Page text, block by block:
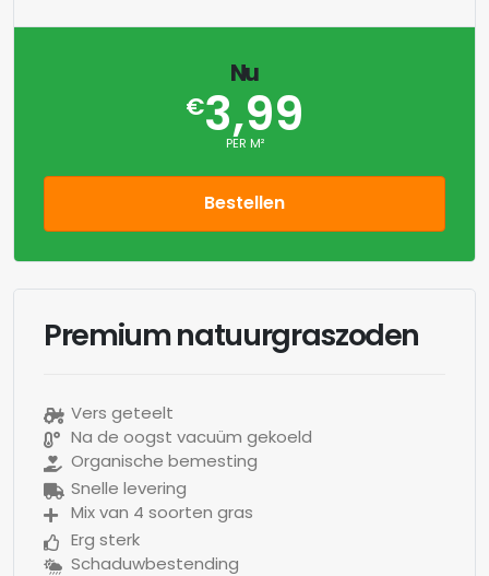
Nu
€3,99
PER M²
Bestellen
Premium natuurgraszoden
Vers geteelt
Na de oogst vacuüm gekoeld
Organische bemesting
Snelle levering
Mix van 4 soorten gras
Erg sterk
Schaduwbestending